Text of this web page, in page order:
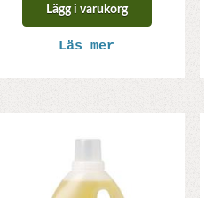
Lägg i varukorg
Läs mer